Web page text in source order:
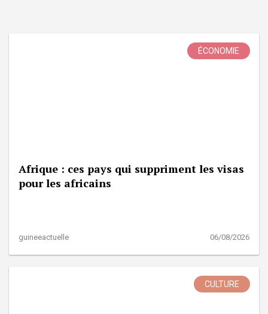
ÉCONOMIE
Afrique : ces pays qui suppriment les visas
pour les africains
guineeactuelle 06/08/2026
CULTURE